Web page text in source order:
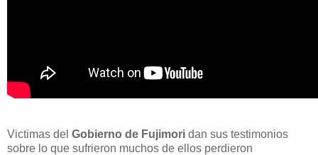
Victimas del Gobierno de Fujimori dan sus testimonios
sobre lo que sufrieron muchos de ellos perdieron